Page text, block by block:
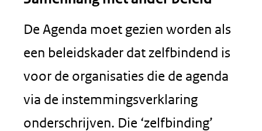
De Agenda moet gezien worden als
een beleidskader dat zelfbindend is
voor de organisaties die de agenda
via de instemmingsverklaring
onderschrijven. Die ‘zelfbinding’